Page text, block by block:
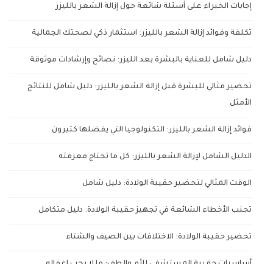
إجابات الخبراء على أسئلة شائعة حول إزالة الشعر بالليزر
تكلفة وفوائد إزالة الشعر بالليزر: استثمار ذكي لصحتك الجمالية
دليل شامل للعناية بالبشرة بعد الليزر: نصائح وإرشادات موثوقة
تحضير مثالي للبشرة قبل إزالة الشعر بالليزر: دليل شامل للنتائج
الأمثل
فوائد إزالة الشعر بالليزر: التكنولوجيا التي يفضلها كثيرون
الدليل الشامل لإزالة الشعر بالليزر: كل ما تحتاج معرفته
الوقت المثالي لتحضير حقيبة الولادة: دليل شامل
تجنب الأخطاء الشائعة في تجهيز حقيبة الولادة: دليل متكامل
تحضير حقيبة الولادة: الاختلافات بين الصيف والشتاء